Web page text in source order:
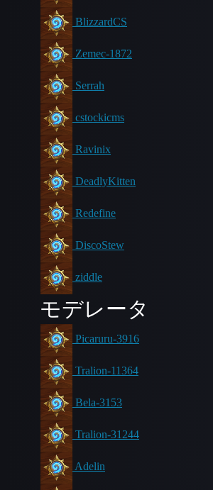
BlizzardCS
Zemec-1872
Serrah
cstockicms
Ravinix
DeadlyKitten
Redefine
DiscoStew
ziddle
モデレータ
Picaruru-3916
Tralion-11364
Bela-3153
Tralion-31244
Adelin